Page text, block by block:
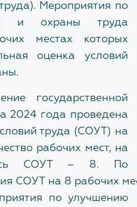
использования
ИУЛ
clck.ru/3SV5WK
с сессии
Мероприятия по
и охраны труда
местах которых
оценка условий
государственной
2024 года проведена
труда (СОУТ) на
рабочих мест, на
СОУТ – 8.
По
СОУТ на 8 рабочих
по улучшению